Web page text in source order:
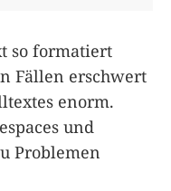
so formatiert
Fällen erschwert
enorm.
und
Problemen